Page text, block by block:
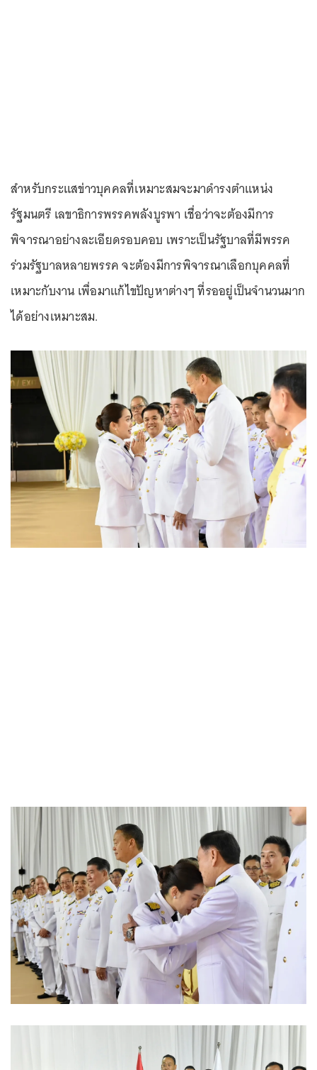
สำหรับกระแสข่าวบุคคลที่เหมาะสมจะมาดำรงตำแหน่ง
รัฐมนตรี เลขาธิการพรรคพลังบูรพา เชื่อว่าจะต้องมีการ
พิจารณาอย่างละเอียดรอบคอบ เพราะเป็นรัฐบาลที่มีพรรค
ร่วมรัฐบาลหลายพรรค จะต้องมีการพิจารณาเลือกบุคคลที่
เหมาะกับงาน เพื่อมาแก้ไขปัญหาต่างๆ ที่รออยู่เป็นจำนวนมาก
ได้อย่างเหมาะสม.